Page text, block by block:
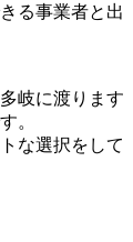
る事業者と出
岐に渡ります
。
な選択をして